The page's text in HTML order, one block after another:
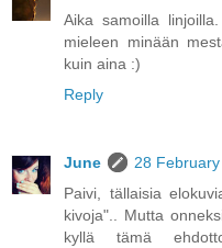
Aika samoilla
mieleen minään
kuin aina :)
Reply
June
28
Paivi, tällaisia
kivoja".. Mutta
kyllä tämä